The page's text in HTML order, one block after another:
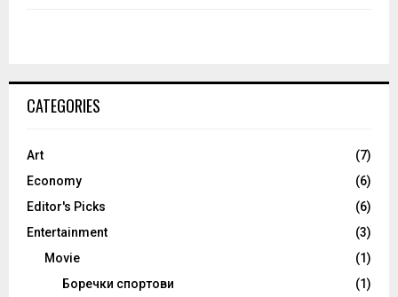
CATEGORIES
Art
(7)
Economy
(6)
Editor's Picks
(6)
Entertainment
(3)
Movie
(1)
Боречки спортови
(1)